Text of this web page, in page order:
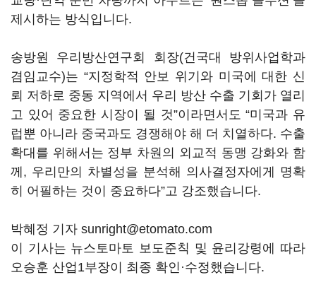
제시하는 방식입니다.
송방원 우리방산연구회 회장(건국대 방위사업학과
겸임교수)는 “지정학적 안보 위기와 미국에 대한 신
뢰 저하로 중동 지역에서 우리 방산 수출 기회가 열리
고 있어 중요한 시장이 될 것”이라면서도 “미국과 유
럽뿐 아니라 중국과도 경쟁해야 해 더 치열하다. 수출
확대를 위해서는 정부 차원의 외교적 동맹 강화와 함
께, 우리만의 차별성을 분석해 의사결정자에게 명확
히 어필하는 것이 중요하다”고 강조했습니다.
박혜정 기자 sunright@etomato.com
이 기사는 뉴스토마토 보도준칙 및 윤리강령에 따라
오승훈 산업1부장이 최종 확인·수정했습니다.